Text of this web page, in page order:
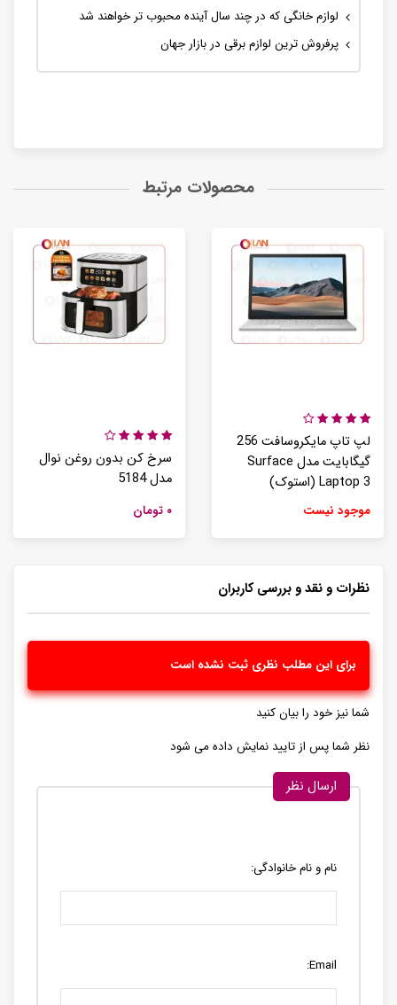
لوازم خانگی که در چند سال آینده محبوب تر خواهند شد
پرفروش ترین لوازم برقی در بازار جهان
محصولات مرتبط
سرخ کن بدون روغن نوال
مدل 5184
۰ تومان
لپ تاپ مایکروسافت 256
گیگابایت مدل Surface
Laptop 3 (استوک)
موجود نیست
نظرات و نقد و بررسی کاربران
برای این مطلب نظری ثبت نشده است
شما نیز خود را بیان کنید
نظر شما پس از تایید نمایش داده می شود
ارسال نظر
نام و نام خانوادگی:
Email: